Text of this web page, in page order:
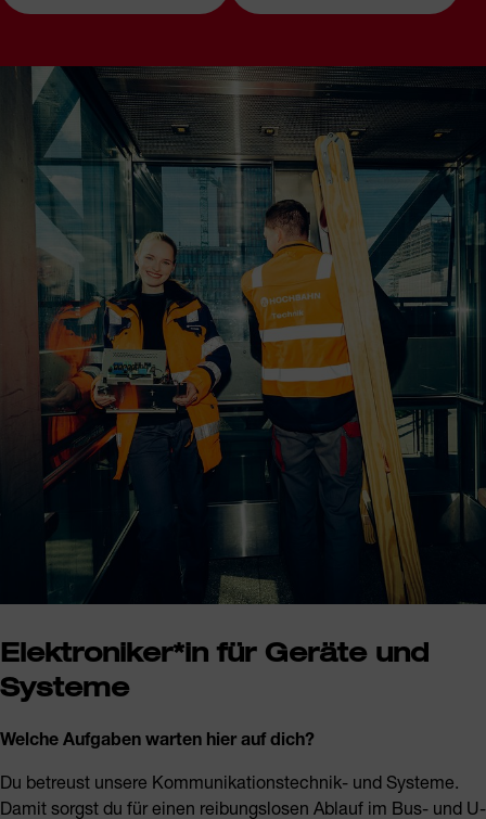
Elektroniker*in für Geräte und
Systeme
Welche Aufgaben warten hier auf dich?
Du betreust unsere Kommunikationstechnik- und Systeme.
Damit sorgst du für einen reibungslosen Ablauf im Bus- und U-